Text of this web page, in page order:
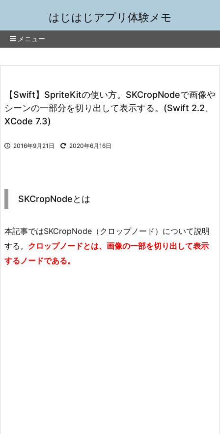
はじはじアプリ体験メモ
メニュー
【Swift】SpriteKitの使い方。SKCropNodeで画像や
シーンの一部分を切り出して表示する。(Swift 2.2、
XCode 7.3)
2016年9月21日 2020年6月16日
SKCropNodeとは
本記事ではSKCropNode（クロップノード）について説明
する。 クロップノードとは、画像の一部を切り出して表示
するノードである。